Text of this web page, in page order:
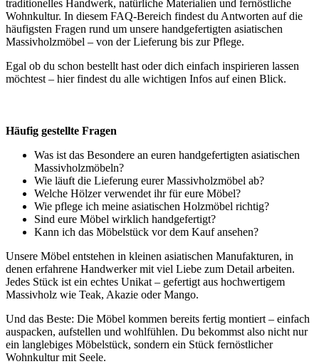
traditionelles Handwerk, natürliche Materialien und fernöstliche
Wohnkultur. In diesem FAQ-Bereich findest du Antworten auf die
häufigsten Fragen rund um unsere handgefertigten asiatischen
Massivholzmöbel – von der Lieferung bis zur Pflege.
Egal ob du schon bestellt hast oder dich einfach inspirieren lassen
möchtest – hier findest du alle wichtigen Infos auf einen Blick.
Häufig gestellte Fragen
Was ist das Besondere an euren handgefertigten asiatischen
Massivholzmöbeln?
Wie läuft die Lieferung eurer Massivholzmöbel ab?
Welche Hölzer verwendet ihr für eure Möbel?
Wie pflege ich meine asiatischen Holzmöbel richtig?
Sind eure Möbel wirklich handgefertigt?
Kann ich das Möbelstück vor dem Kauf ansehen?
Unsere Möbel entstehen in kleinen asiatischen Manufakturen, in
denen erfahrene Handwerker mit viel Liebe zum Detail arbeiten.
Jedes Stück ist ein echtes Unikat – gefertigt aus hochwertigem
Massivholz wie Teak, Akazie oder Mango.
Und das Beste: Die Möbel kommen bereits fertig montiert – einfach
auspacken, aufstellen und wohlfühlen. Du bekommst also nicht nur
ein langlebiges Möbelstück, sondern ein Stück fernöstlicher
Wohnkultur mit Seele.